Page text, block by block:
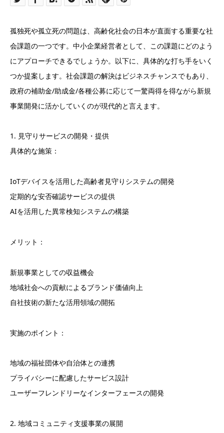
孤独死や孤立死の問題は、高齢化社会の日本が直面する重要な社
会課題の一つです。中小企業経営者として、この課題にどのよう
にアプローチできるでしょうか。以下に、具体的な打ち手をいく
つか提案します。社会課題の解決はビジネスチャンスでもあり、
政府の補助金/助成金/各種公募に応じて一驚両得を得ながら新規
事業開発に活かしていくのが現代的と言えます。
1. 見守りサービスの開発・提供
具体的な施策：
IoTデバイスを活用した高齢者見守りシステムの開発
定期的な安否確認サービスの提供
AIを活用した異常検知システムの構築
メリット：
新規事業としての収益機会
地域社会への貢献によるブランド価値向上
自社技術の新たな活用領域の開拓
実施のポイント：
地域の福祉団体や自治体との連携
プライバシーに配慮したサービス設計
ユーザーフレンドリーなインターフェースの開発
2. 地域コミュニティ支援事業の展開